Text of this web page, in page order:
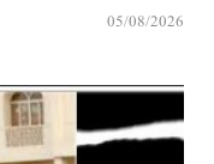
05/08/2026